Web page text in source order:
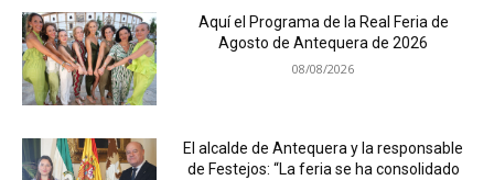
Aquí el Programa de la Real Feria de
Agosto de Antequera de 2026
08/08/2026
El alcalde de Antequera y la responsable
de Festejos: “La feria se ha consolidado